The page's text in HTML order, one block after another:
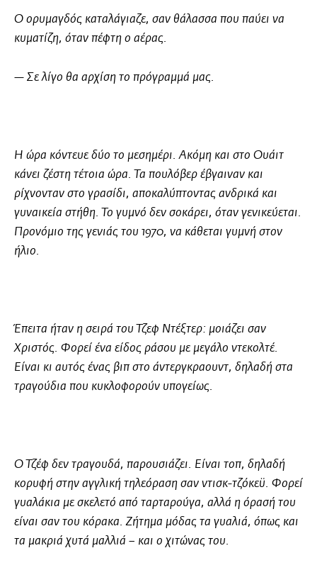
Ο ορυμαγδός καταλάγιαζε, σαν θάλασσα που παύει να
κυματίζη, όταν πέφτη ο αέρας.
— Σε λίγο θα αρχίση το πρόγραμμά μας.
Η ώρα κόντευε δύο το μεσημέρι. Ακόμη και στο Ουάιτ
κάνει ζέστη τέτοια ώρα. Τα πουλόβερ έβγαιναν και
ρίχνονταν στο γρασίδι, αποκαλύπτοντας ανδρικά και
γυναικεία στήθη. Το γυμνό δεν σοκάρει, όταν γενικεύεται.
Προνόμιο της γενιάς του 1970, να κάθεται γυμνή στον
ήλιο.
Έπειτα ήταν η σειρά του Τζεφ Ντέξτερ: μοιάζει σαν
Χριστός. Φορεί ένα είδος ράσου με μεγάλο ντεκολτέ.
Είναι κι αυτός ένας βιπ στο άντεργκραουντ, δηλαδή στα
τραγούδια που κυκλοφορούν υπογείως.
Ο Τζέφ δεν τραγουδά, παρουσιάζει. Είναι τοπ, δηλαδή
κορυφή στην αγγλική τηλεόραση σαν ντισκ-τζόκεϋ. Φορεί
γυαλάκια με σκελετό από ταρταρούγα, αλλά η όρασή του
είναι σαν του κόρακα. Ζήτημα μόδας τα γυαλιά, όπως και
τα μακριά χυτά μαλλιά – και ο χιτώνας του.